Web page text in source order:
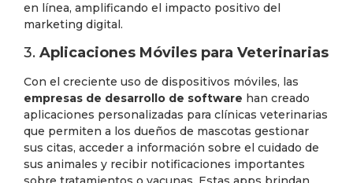
en línea, amplificando el impacto positivo del
marketing digital.
3. Aplicaciones Móviles para Veterinarias
Con el creciente uso de dispositivos móviles, las
empresas de desarrollo de software han creado
aplicaciones personalizadas para clínicas veterinarias
que permiten a los dueños de mascotas gestionar
sus citas, acceder a información sobre el cuidado de
sus animales y recibir notificaciones importantes